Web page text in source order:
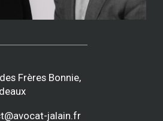
Frères Bonnie,
jalain.fr